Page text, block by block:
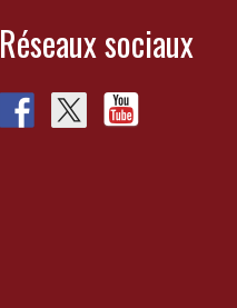
Réseaux sociaux